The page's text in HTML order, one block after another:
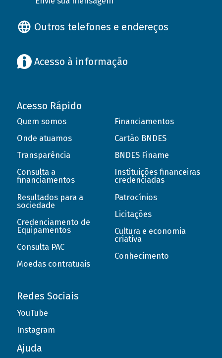
Outros telefones e endereços
Acesso à informação
Acesso Rápido
Quem somos
Onde atuamos
Transparência
Consulta a
financiamentos
Resultados para a
sociedade
Credenciamento de
Equipamentos
Consulta PAC
Moedas contratuais
Financiamentos
Cartão BNDES
BNDES Finame
Instituições financeiras
credenciadas
Patrocínios
Licitações
Cultura e economia
criativa
Conhecimento
Redes Sociais
YouTube
Instagram
Ajuda